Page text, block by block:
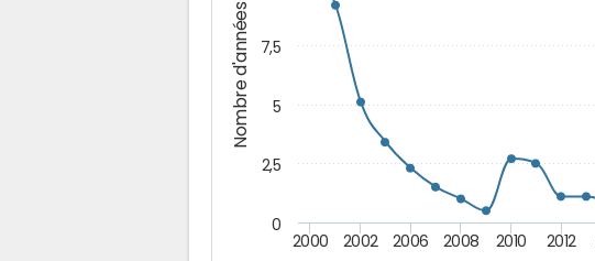
Nombre d'années
2000 2002 2006 2008 2010 2012
0
2,5
5
7,5